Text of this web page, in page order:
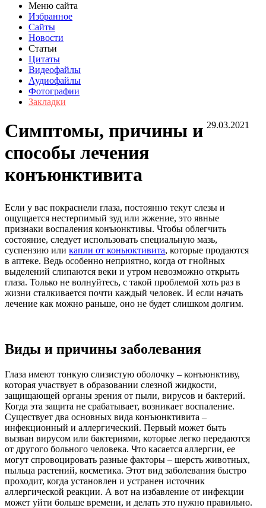
Меню сайта
Избранное
Сайты
Новости
Статьи
Цитаты
Видеофайлы
Аудиофайлы
Фотографии
Закладки
29.03.2021
Симптомы, причины и
способы лечения
конъюнктивита
Если у вас покраснели глаза, постоянно текут слезы и
ощущается нестерпимый зуд или жжение, это явные
признаки воспаления конъюнктивы. Чтобы облегчить
состояние, следует использовать специальную мазь,
суспензию или капли от коньюктивита, которые продаются
в аптеке. Ведь особенно неприятно, когда от гнойных
выделений слипаются веки и утром невозможно открыть
глаза. Только не волнуйтесь, с такой проблемой хоть раз в
жизни сталкивается почти каждый человек. И если начать
лечение как можно раньше, оно не будет слишком долгим.
Виды и причины заболевания
Глаза имеют тонкую слизистую оболочку – конъюнктиву,
которая участвует в образовании слезной жидкости,
защищающей органы зрения от пыли, вирусов и бактерий.
Когда эта защита не срабатывает, возникает воспаление.
Существует два основных вида конъюнктивита –
инфекционный и аллергический. Первый может быть
вызван вирусом или бактериями, которые легко передаются
от другого больного человека. Что касается аллергии, ее
могут спровоцировать разные факторы – шерсть животных,
пыльца растений, косметика. Этот вид заболевания быстро
проходит, когда установлен и устранен источник
аллергической реакции. А вот на избавление от инфекции
может уйти больше времени, и делать это нужно правильно.